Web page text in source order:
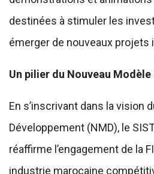
destinées à stimuler les
émerger de nouveaux projets
Un pilier du Nouveau
En s’inscrivant dans la vision
Développement (NMD), le
réaffirme l’engagement de la
industrie marocaine